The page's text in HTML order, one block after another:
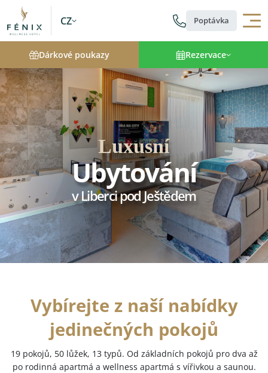
CZ Poptávka
Dárkové poukazy Rezervace
Luxusní
Ubytování
v Liberci pod Ještědem
Vybírejte z naší nabídky
jedinečných pokojů
19 pokojů, 50 lůžek, 13 typů. Od základních pokojů pro dva až
po rodinná apartmá a wellness apartmá s vířivkou a saunou.